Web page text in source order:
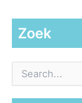
Zoek